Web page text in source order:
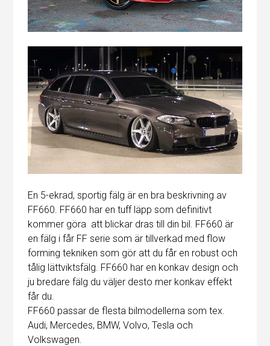
En 5-ekrad, sportig fälg är en bra beskrivning av
FF660. FF660 har en tuff läpp som definitivt
kommer göra att blickar dras till din bil. FF660 är
en fälg i får FF serie som är tillverkad med flow
forming tekniken som gör att du får en robust och
tålig lättviktsfälg. FF660 har en konkav design och
ju bredare fälg du väljer desto mer konkav effekt
får du.
FF660 passar de flesta bilmodellerna som tex.
Audi, Mercedes, BMW, Volvo, Tesla och
Volkswagen.